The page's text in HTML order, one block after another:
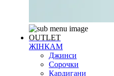
OUTLET
ЖІНКАМ
Джинси
Сорочки
Кардигани